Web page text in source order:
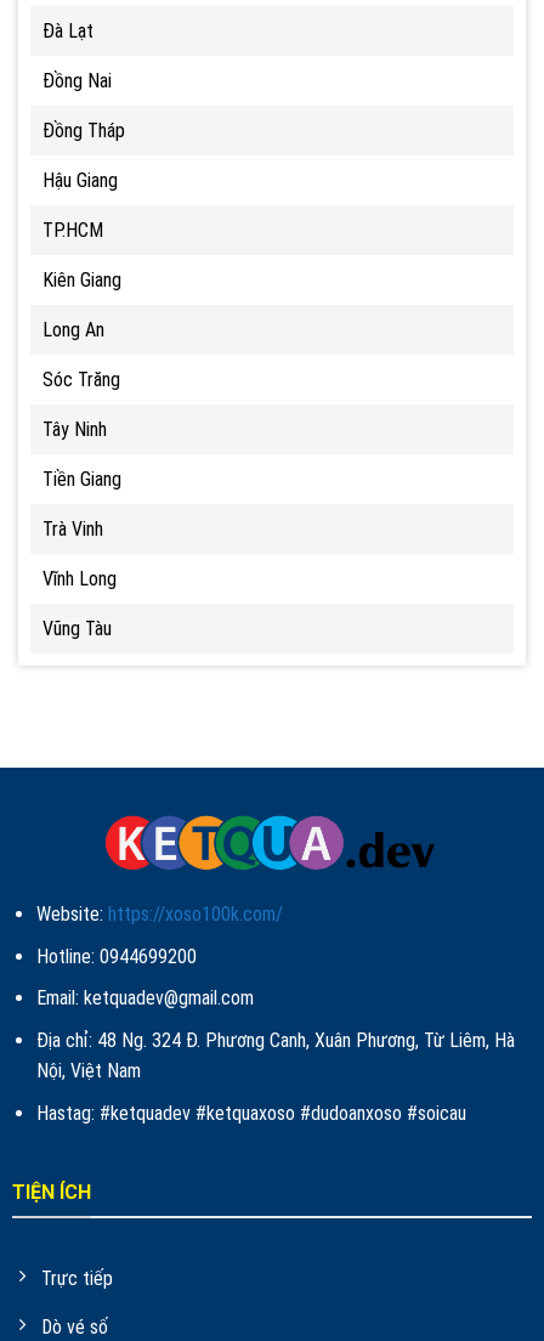
Đà Lạt
Đồng Nai
Đồng Tháp
Hậu Giang
TP.HCM
Kiên Giang
Long An
Sóc Trăng
Tây Ninh
Tiền Giang
Trà Vinh
Vĩnh Long
Vũng Tàu
Website: https://xoso100k.com/
Hotline: 0944699200
Email: ketquadev@gmail.com
Địa chỉ: 48 Ng. 324 Đ. Phương Canh, Xuân Phương, Từ Liêm, Hà
Nội, Việt Nam
Hastag: #ketquadev #ketquaxoso #dudoanxoso #soicau
TIỆN ÍCH
Trực tiếp
Dò vé số